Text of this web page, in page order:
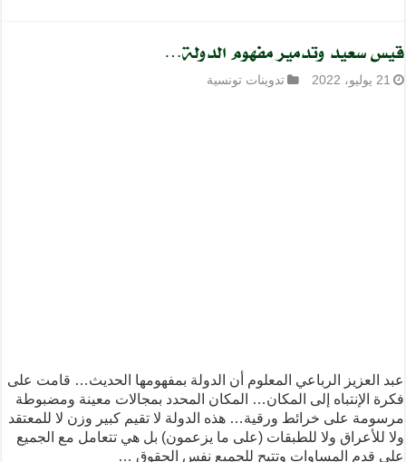
قيس سعيد وتدمير مفهوم الدولة…
21 يوليو، 2022 تدوينات تونسية
عبد العزيز الرباعي المعلوم أن الدولة بمفهومها الحديث… قامت على
فكرة الإنتباه إلى المكان… المكان المحدد بمجالات معينة ومضبوطة
مرسومة على خرائط ورقية… هذه الدولة لا تقيم كبير وزن لا للمعتقد
ولا للأعراق ولا للطبقات (على ما يزعمون) بل هي تتعامل مع الجميع
على قدم المساوات وتتيح للجميع نفس الحقوق …